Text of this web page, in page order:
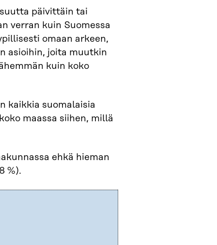
päivittäin tai
verran kuin Suomessa
omaan arkeen,
asioihin, joita muutkin
kuin koko
kaikkia suomalaisia
maassa siihen, millä
ehkä hieman
%).